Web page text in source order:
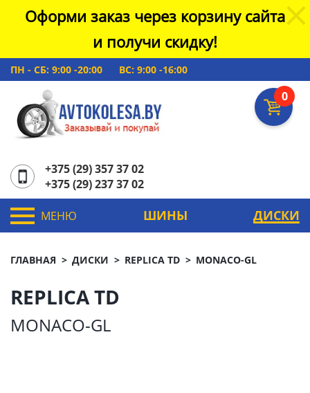
Оформи заказ через корзину сайта
и получи скидку!
ПН - СБ: 9:00 -20:00 ВС: 9:00 -16:00
0
+375 (29) 357 37 02
+375 (29) 237 37 02
МЕНЮ ШИНЫ ДИСКИ
ГЛАВНАЯ ДИСКИ REPLICA TD MONACO-GL
REPLICA TD
MONACO-GL